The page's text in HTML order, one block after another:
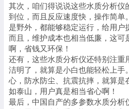
其次，咱们得说说这些水质分析仪
到位，而且反应速度快，操作简单
是野外，都能够稳定运行，给用户
而且，维护成本也相当低廉，这可
啊，省钱又环保！
还有，这些水质分析仪还特别注重
洁明了，就算是小白也能轻松上手
心，防水防尘、抗震抗摔，就算是
如泰山，用户真是相当省心啊！
最后，中国自产的多参数水质分析